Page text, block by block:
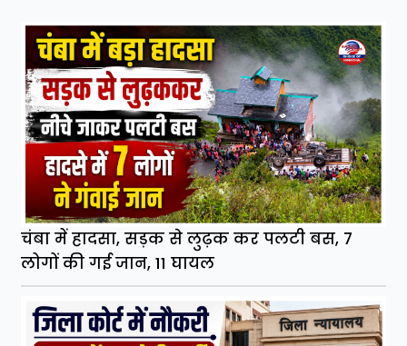
चंबा में हादसा, सड़क से लुढ़क कर पलटी बस, 7
लोगों की गई जान, 11 घायल